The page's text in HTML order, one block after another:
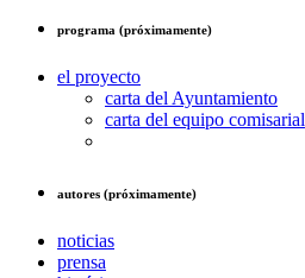
programa (próximamente)
el proyecto
carta del Ayuntamiento
carta del equipo comisarial
autores (próximamente)
noticias
prensa